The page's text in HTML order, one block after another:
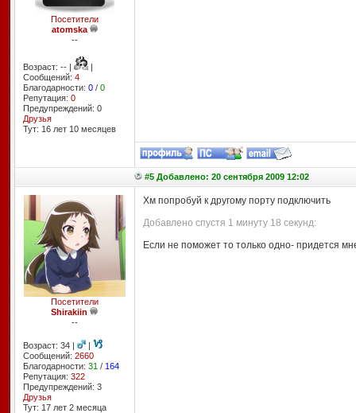
Посетители
atomska
--
Возраст: -- |
|
Сообщений: 4
Благодарности: 0/ 0
Репутация: 0
Предупреждений: 0
Друзья
Тут: 16 лет 10 месяцев
#5 Добавлено: 20 сентября 2009 12:02
Посетители
Shirakiin
--
Возраст: 34 |
|
Сообщений: 2660
Благодарности: 31 / 164
Репутация: 322
Предупреждений: 3
Друзья
Тут: 17 лет 2 месяцa
Хм попробуй к другому порту подключить
Добавлено спустя 1 минуту 18 секунд:
Если не поможет то только одно- придется